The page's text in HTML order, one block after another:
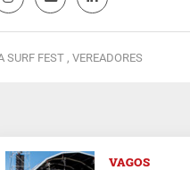
SURF FEST , VEREADORES
VAGOS